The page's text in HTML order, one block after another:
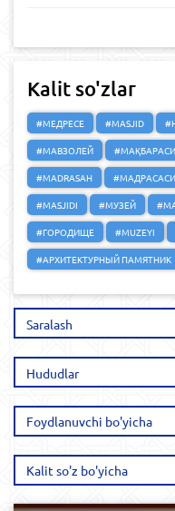
Kalit so'zlar
#МЕДРЕСЕ #MASJID
#МАВЗОЛЕЙ
#МАҚБАРАСИ
#MADRASAH
#МАДРАСАСИ
#MASJIDI
#МУЗЕЙ
#ГОРОДИЩЕ
#MUZEYI
#АРХИТЕКТУРНЫЙ ПАМЯТНИК
Saralash
Hududlar